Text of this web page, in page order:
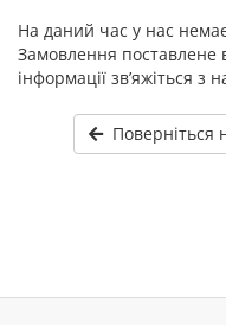
На даний час у нас
Замовлення поставлене
інформації зв’яжіться з
Поверніться